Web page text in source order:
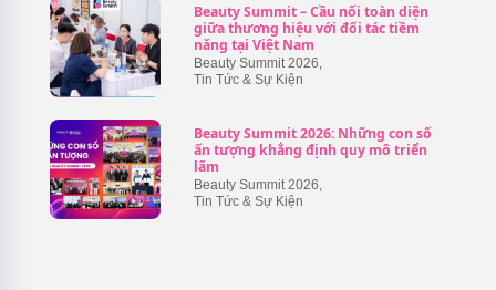
Beauty Summit – Cầu nối toàn diện
giữa thương hiệu với đối tác tiềm
năng tại Việt Nam
Beauty Summit 2026
Tin Tức & Sự Kiện
Beauty Summit 2026: Những con số
ấn tượng khẳng định quy mô triển
lãm
Beauty Summit 2026,
Tin Tức & Sự Kiện